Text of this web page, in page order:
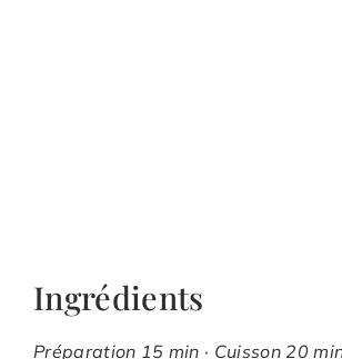
Ingrédients
Préparation 15 min · Cuisson 20 min